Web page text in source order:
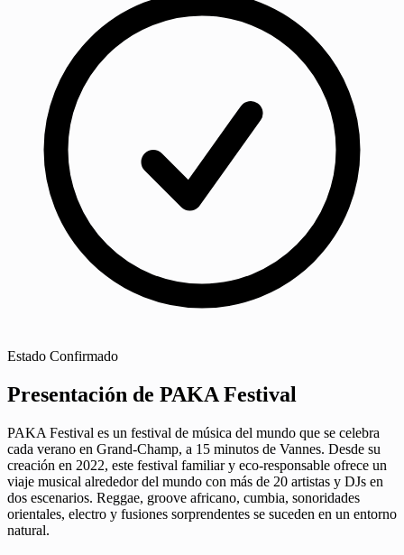
Estado Confirmado
Presentación de PAKA Festival
PAKA Festival es un festival de música del mundo que se celebra
cada verano en Grand-Champ, a 15 minutos de Vannes. Desde su
creación en 2022, este festival familiar y eco-responsable ofrece un
viaje musical alrededor del mundo con más de 20 artistas y DJs en
dos escenarios. Reggae, groove africano, cumbia, sonoridades
orientales, electro y fusiones sorprendentes se suceden en un entorno
natural.